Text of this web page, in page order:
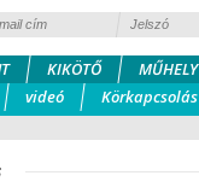
KIKÖTŐ MŰHELY
videó Körkapcsolás